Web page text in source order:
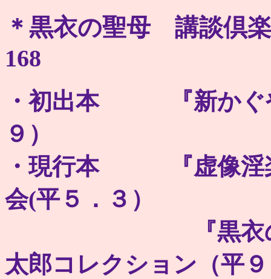
＊黒衣の聖母 講談倶
168
・初出本 『新かぐ
９）
・現行本 『虚像淫
会(平５．３）
『黒衣の聖母
太郎コレクション（平